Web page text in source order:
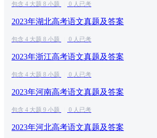
包含 4 大题 8 小题 0 人已考
2023年湖北高考语文真题及答案
包含 4 大题 8 小题 0 人已考
2023年浙江高考语文真题及答案
包含 4 大题 8 小题 0 人已考
2023年河南高考语文真题及答案
包含 4 大题 9 小题 0 人已考
2023年河北高考语文真题及答案